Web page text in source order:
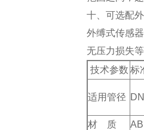
十、可选配
外缚式传感
无压力损失
技术参数 标
适用管径
材 质